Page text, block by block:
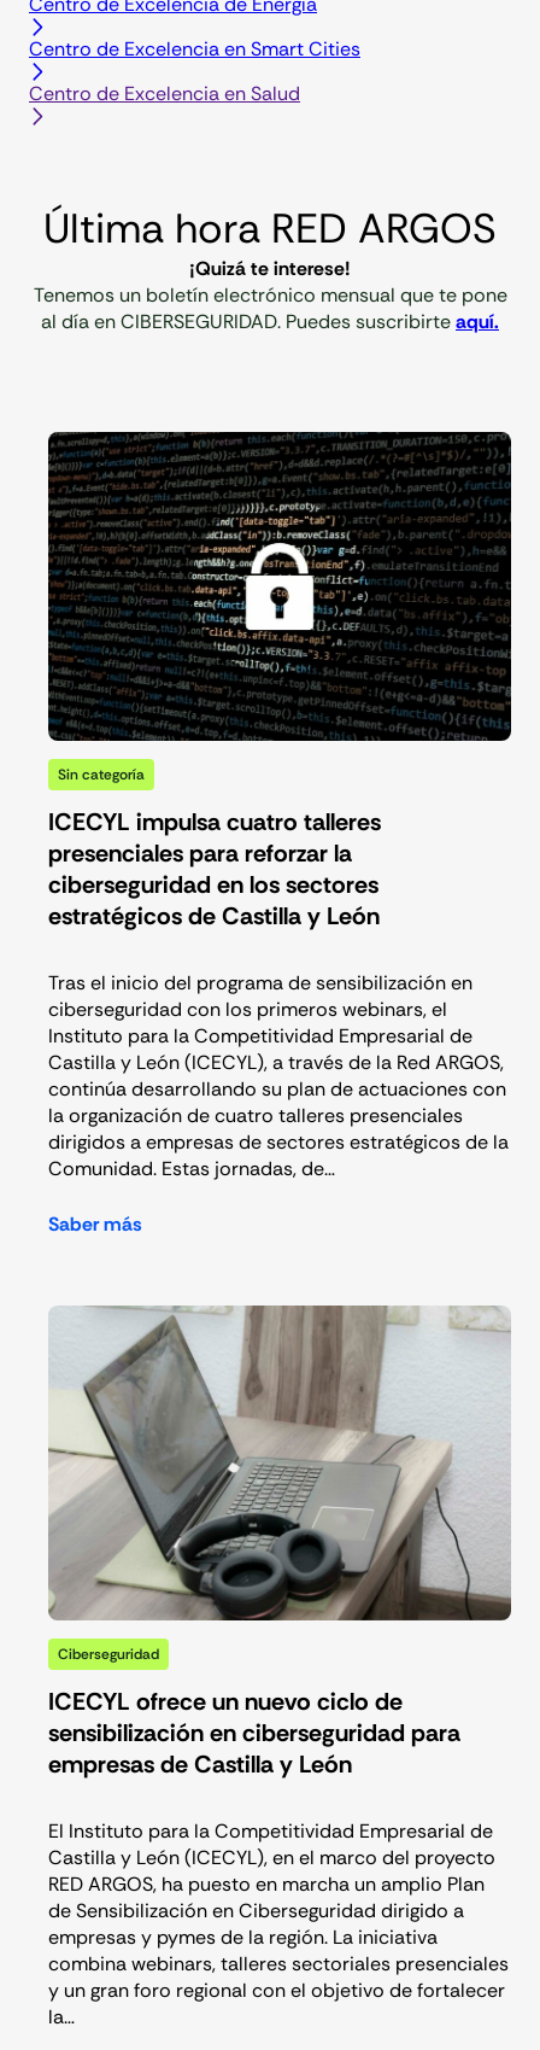
Centro de Excelencia en Smart Cities
Centro de Excelencia en Salud
Última hora RED ARGOS
¡Quizá te interese!
Tenemos un boletín electrónico mensual que te pone
al día en CIBERSEGURIDAD. Puedes suscribirteaquí.
Sin categoría
ICECYL impulsa cuatro talleres
presenciales para reforzar la
ciberseguridad en los sectores
estratégicos de Castilla y León
Tras el inicio del programa de sensibilización en
ciberseguridad con los primeros webinars, el
Instituto para la Competitividad Empresarial de
Castilla y León (ICECYL), a través de la Red ARGOS,
continúa desarrollando su plan de actuaciones con
la organización de cuatro talleres presenciales
dirigidos a empresas de sectores estratégicos de la
Comunidad. Estas jornadas, de…
Saber más
Ciberseguridad
ICECYL ofrece un nuevo ciclo de
sensibilización en ciberseguridad para
empresas de Castilla y León
El Instituto para la Competitividad Empresarial de
Castilla y León (ICECYL), en el marco del proyecto
RED ARGOS, ha puesto en marcha un amplio Plan
de Sensibilización en Ciberseguridad dirigido a
empresas y pymes de la región. La iniciativa
combina webinars, talleres sectoriales presenciales
y un gran foro regional con el objetivo de fortalecer
la…